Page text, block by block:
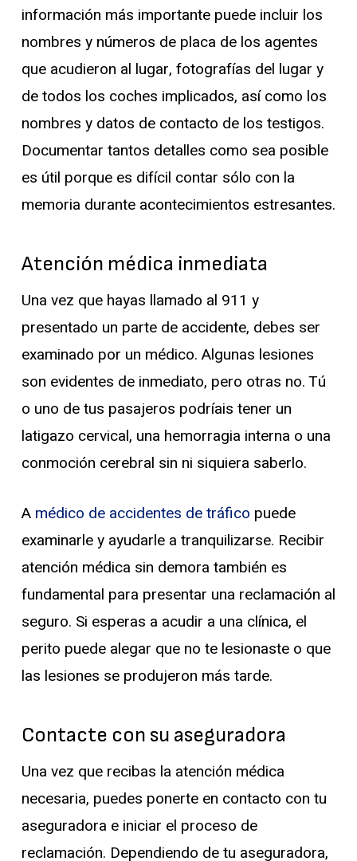
información más importante puede incluir los
nombres y números de placa de los agentes
que acudieron al lugar, fotografías del lugar y
de todos los coches implicados, así como los
nombres y datos de contacto de los testigos.
Documentar tantos detalles como sea posible
es útil porque es difícil contar sólo con la
memoria durante acontecimientos estresantes.
Atención médica inmediata
Una vez que hayas llamado al 911 y
presentado un parte de accidente, debes ser
examinado por un médico. Algunas lesiones
son evidentes de inmediato, pero otras no. Tú
o uno de tus pasajeros podríais tener un
latigazo cervical, una hemorragia interna o una
conmoción cerebral sin ni siquiera saberlo.
A médico de accidentes de tráfico puede
examinarle y ayudarle a tranquilizarse. Recibir
atención médica sin demora también es
fundamental para presentar una reclamación al
seguro. Si esperas a acudir a una clínica, el
perito puede alegar que no te lesionaste o que
las lesiones se produjeron más tarde.
Contacte con su aseguradora
Una vez que recibas la atención médica
necesaria, puedes ponerte en contacto con tu
aseguradora e iniciar el proceso de
reclamación. Dependiendo de tu aseguradora,